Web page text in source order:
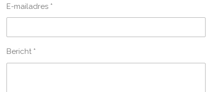
E-mailadres *
Bericht *